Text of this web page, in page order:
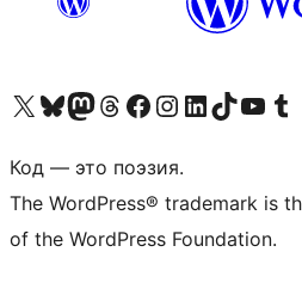
Посетите нас в X (ранее Twitter)
Посетите нашу учётную запись в Bluesky
Посетите нашу ленту в Mastodon
Посетите нашу учётную запись в Threads
Посетите нашу страницу на Facebook
Посетите наш Instagram
Посетите нашу страницу в LinkedIn
Посетите нашу учётную запись в TikTok
Посетите наш
Посетите
Код — это поэзия.
The WordPress® trademark is
of the WordPress Foundation.